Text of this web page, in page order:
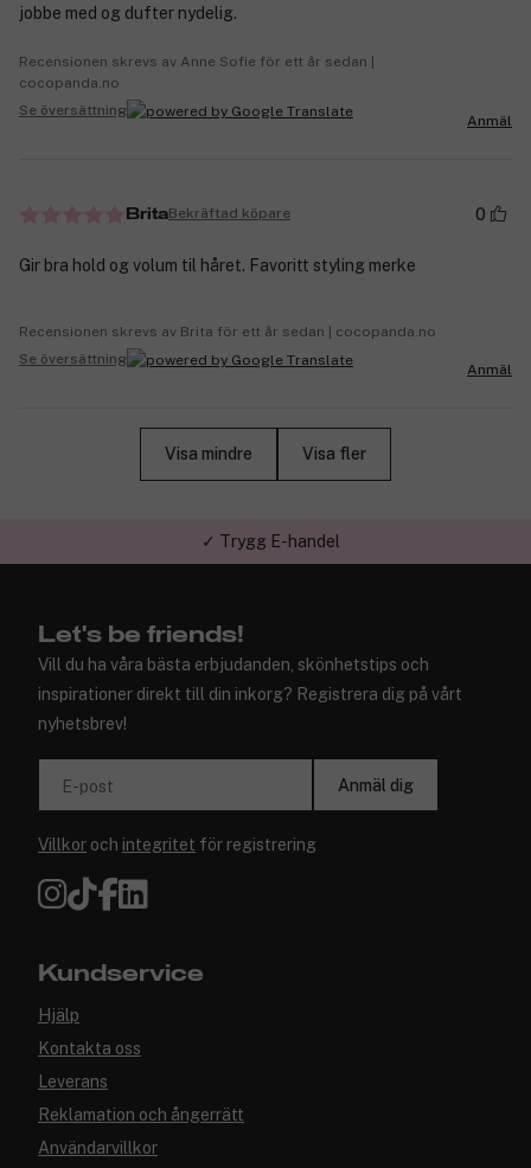
jobbe med og dufter nydelig.
Recensionen skrevs av Anne Sofie för ett år sedan |
cocopanda.no
Se översättning
Anmäl
BritaBekräftad köpare 0
Gir bra hold og volum til håret. Favoritt styling merke
Recensionen skrevs av Brita för ett år sedan | cocopanda.no
Se översättning
Anmäl
Visa mindre Visa fler
✓ Trygg E-handel
Let's be friends!
Vill du ha våra bästa erbjudanden, skönhetstips och
inspirationer direkt till din inkorg? Registrera dig på vårt
nyhetsbrev!
E-post Anmäl dig
Villkor och integritet för registrering
Kundservice
Hjälp
Kontakta oss
Leverans
Reklamation och ångerrätt
Användarvillkor